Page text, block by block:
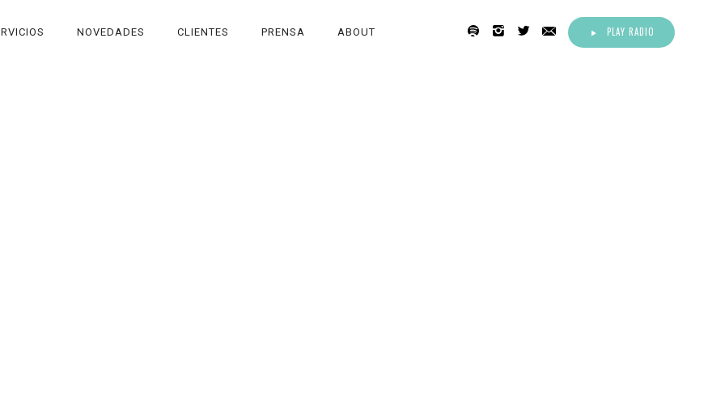
PLAY RADIO
NOVEDADES CLIENTES PRENSA ABOUT